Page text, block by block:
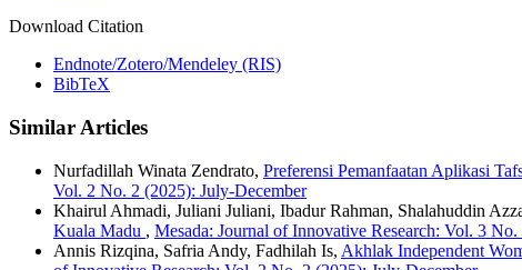
Download Citation
Endnote/Zotero/Mendeley (RIS)
BibTeX
Similar Articles
Nurfadillah Winata Zendrato, Preferensi Pemanfaatan Aplikasi
Vol. 2 No. 2 (2025): July-December
Khairul Ahmadi, Juliani Juliani, Ibadur Rahman, Shalahuddin
Kuala Madu , Mesada: Journal of Innovative Research: Vol. 3
Annis Rizqina, Safria Andy, Fadhilah Is, Akhlak Independent